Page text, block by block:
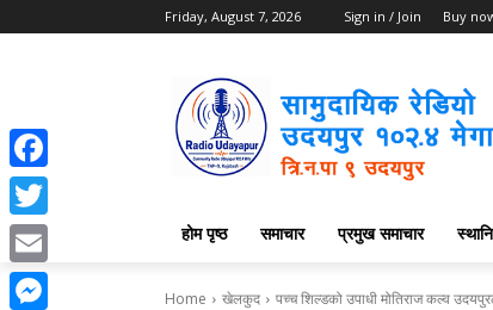
Friday, August 7, 2026 Sign in / Join Buy
होम पृष्ठ समाचार प्रमुख समाचार
Home खेलकुद पच्च शिल्डको उपाधी मोतिराज कल्व
Facebook
Twitter
Email